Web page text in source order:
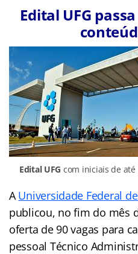
Edital UFG
Edital UFG com iniciais de até
AUniversidade Federal
publicou, no fim do mês
oferta de 90 vagas para
pessoal Técnico